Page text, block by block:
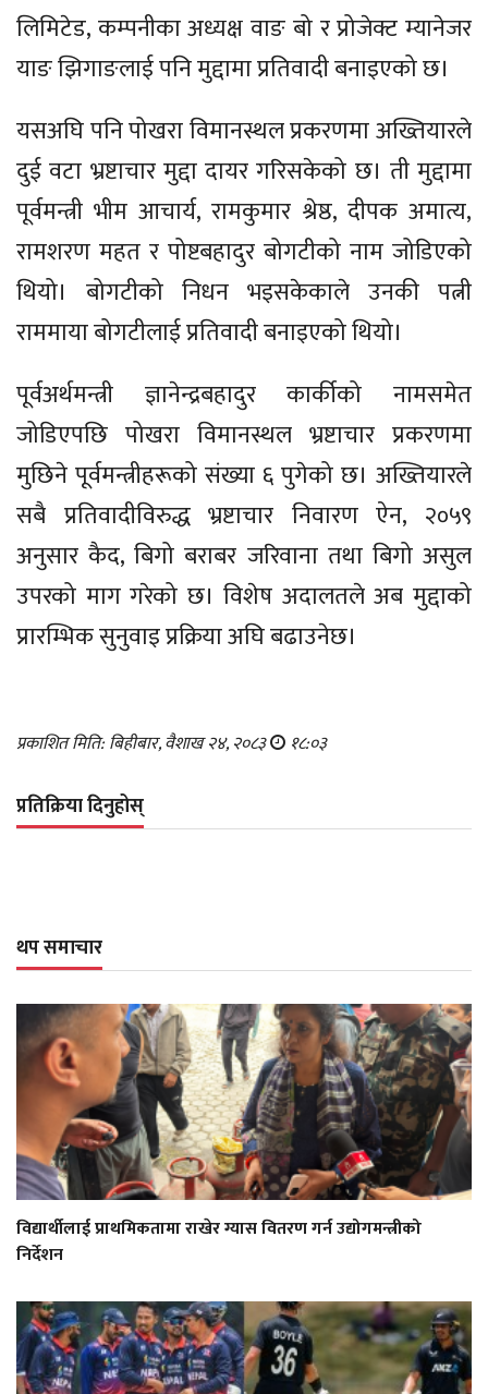
लिमिटेड, कम्पनीका अध्यक्ष वाङ बो र प्रोजेक्ट म्यानेजर
याङ झिगाङलाई पनि मुद्दामा प्रतिवादी बनाइएको छ।
यसअघि पनि पोखरा विमानस्थल प्रकरणमा अख्तियारले
दुई वटा भ्रष्टाचार मुद्दा दायर गरिसकेको छ। ती मुद्दामा
पूर्वमन्त्री भीम आचार्य, रामकुमार श्रेष्ठ, दीपक अमात्य,
रामशरण महत र पोष्टबहादुर बोगटीको नाम जोडिएको
थियो। बोगटीको निधन भइसकेकाले उनकी पत्नी
राममाया बोगटीलाई प्रतिवादी बनाइएको थियो।
पूर्वअर्थमन्त्री ज्ञानेन्द्रबहादुर कार्कीको नामसमेत
जोडिएपछि पोखरा विमानस्थल भ्रष्टाचार प्रकरणमा
मुछिने पूर्वमन्त्रीहरूको संख्या ६ पुगेको छ। अख्तियारले
सबै प्रतिवादीविरुद्ध भ्रष्टाचार निवारण ऐन, २०५९
अनुसार कैद, बिगो बराबर जरिवाना तथा बिगो असुल
उपरको माग गरेको छ। विशेष अदालतले अब मुद्दाको
प्रारम्भिक सुनुवाइ प्रक्रिया अघि बढाउनेछ।
प्रकाशित मिति: बिहीबार, वैशाख २४, २०८३ १८:०३
प्रतिक्रिया दिनुहोस्
थप समाचार
विद्यार्थीलाई प्राथमिकतामा राखेर ग्यास वितरण गर्न उद्योगमन्त्रीको
निर्देशन